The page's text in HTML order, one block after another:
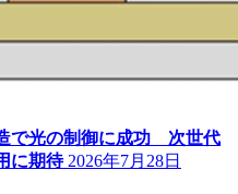
で光の制御に成功 次世代
に期待 2026年7月28日